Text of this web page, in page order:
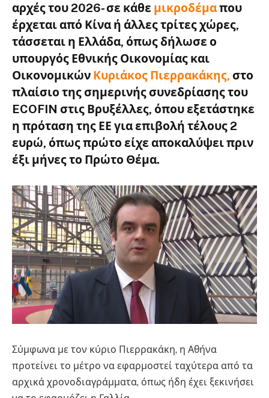
αρχές του 2026- σε κάθε μικροδέμαπου
έρχεται από Κίνα ή άλλες τρίτες χώρες,
τάσσεται η Ελλάδα, όπως δήλωσε ο
υπουργός Εθνικής Οικονομίας και
Οικονομικών Κυριάκος Πιερρακάκης, στο
πλαίσιο της σημερινής συνεδρίασης του
ECOFIN στις Βρυξέλλες, όπου εξετάστηκε
η πρόταση της ΕΕ για επιβολή τέλους 2
ευρώ, όπως πρώτο είχε αποκαλύψει πριν
έξι μήνες το Πρώτο Θέμα.
Σύμφωνα με τον κύριο Πιερρακάκη, η Αθήνα
προτείνει το μέτρο να εφαρμοστεί ταχύτερα από τα
αρχικά χρονοδιαγράμματα, όπως ήδη έχει ξεκινήσει